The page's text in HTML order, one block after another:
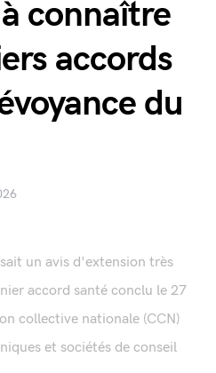
connaître
accords
du
un avis d'extension très
accord santé conclu le 27
collective nationale (CCN)
et sociétés de conseil